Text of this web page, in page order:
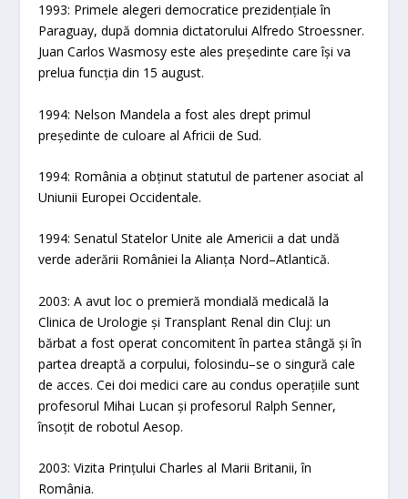
1993: Primele alegeri democratice prezidențiale în
Paraguay, după domnia dictatorului Alfredo Stroessner.
Juan Carlos Wasmosy este ales președinte care își va
prelua funcția din 15 august.
1994: Nelson Mandela a fost ales drept primul
președinte de culoare al Africii de Sud.
1994: România a obținut statutul de partener asociat al
Uniunii Europei Occidentale.
1994: Senatul Statelor Unite ale Americii a dat undă
verde aderării României la Alianța Nord–Atlantică.
2003: A avut loc o premieră mondială medicală la
Clinica de Urologie și Transplant Renal din Cluj: un
bărbat a fost operat concomitent în partea stângă și în
partea dreaptă a corpului, folosindu–se o singură cale
de acces. Cei doi medici care au condus operațiile sunt
profesorul Mihai Lucan și profesorul Ralph Senner,
însoțit de robotul Aesop.
2003: Vizita Prințului Charles al Marii Britanii, în
România.